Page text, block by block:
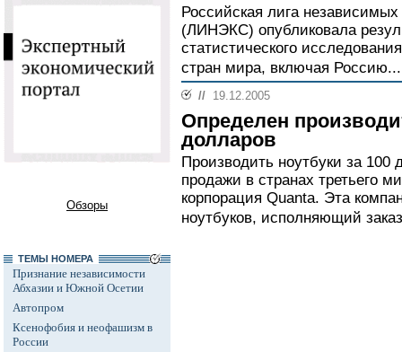
Обзоры
ТЕМЫ НОМЕРА
Признание независимости
Абхазии и Южной Осетии
Автопром
Ксенофобия и неофашизм в
России
Российская лига
(ЛИНЭКС) опубликовала
статистического
стран мира, включая
// 19.12.2005
Определен
долларов
Производить ноутбуки за 100
продажи в странах третьего
корпорация Quanta. Эта
ноутбуков, исполняющий